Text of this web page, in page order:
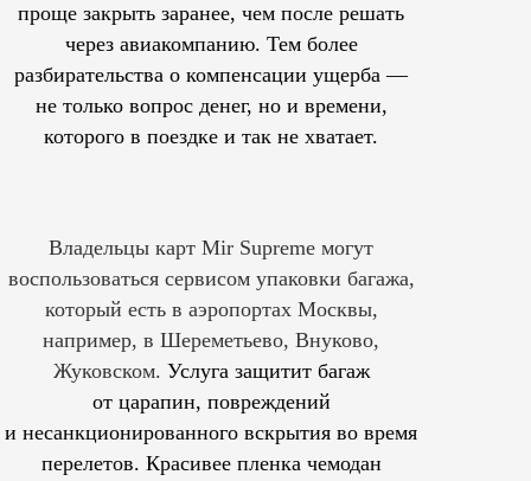
проще закрыть заранее, чем после решать
через авиакомпанию. Тем более
разбирательства о компенсации ущерба —
не только вопрос денег, но и времени,
которого в поездке и так не хватает.
Владельцы карт Mir Supreme могут
воспользоваться сервисом упаковки багажа,
который есть в аэропортах Москвы,
например, в Шереметьево, Внуково,
Жуковском. Услуга защитит багаж
от царапин, повреждений
и несанкционированного вскрытия во время
перелетов. Красивее пленка чемодан